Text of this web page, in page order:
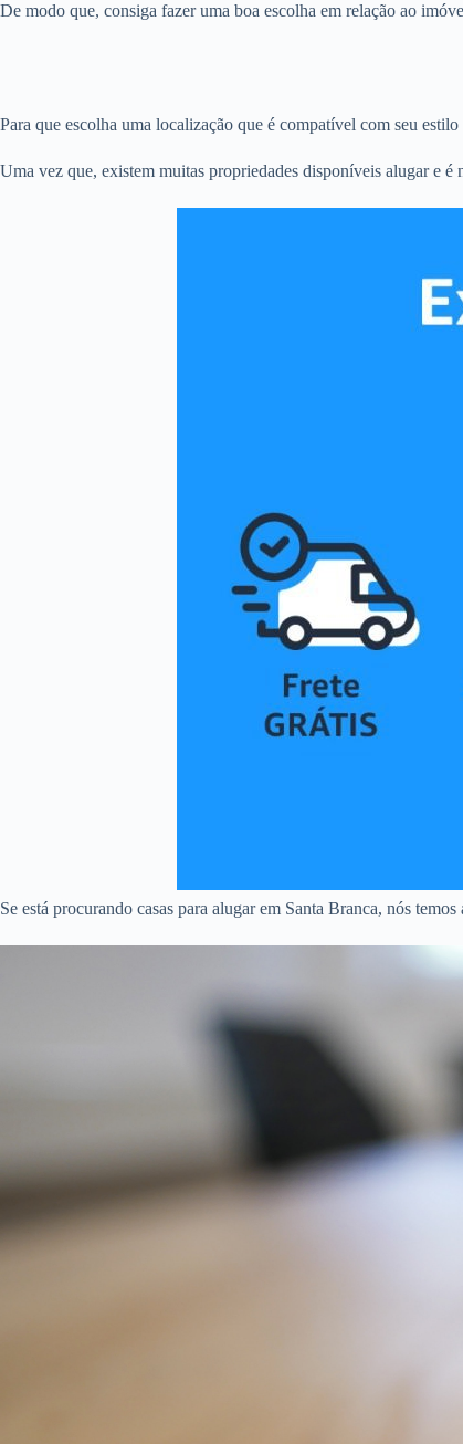
De modo que, consiga fazer uma boa escolha em relação ao
Para que escolha uma localização que é compatível com seu
Uma vez que, existem muitas propriedades disponíveis alugar e é
Se está procurando casas para alugar em Santa Branca, nós